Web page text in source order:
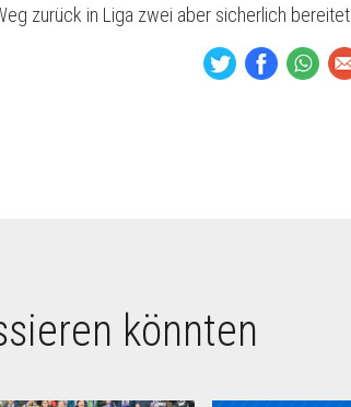
zurück in Liga zwei aber sicherlich bereitet.
könnten